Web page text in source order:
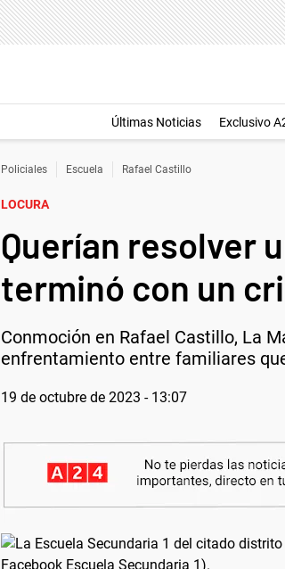
Últimas Noticias Exclusivo
Policiales Escuela Rafael Castillo
LOCURA
Querían resolver
terminó con un
Conmoción en Rafael Castillo, La
enfrentamiento entre familiares
19 de octubre de 2023 - 13:07